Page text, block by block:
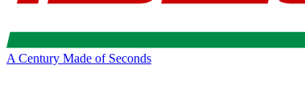
A Century Made of Seconds